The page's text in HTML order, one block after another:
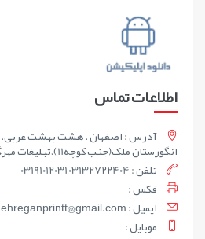
اطلاعات تماس
آدرس : اصفهان ، هشت بهشت غربی،
انگورستان ملک(جنب کوچه11)،تبلیغات مهرگان طرح
تلفن : 03191012031,03132722404
فکس :
ايميل : mehreganprintt@gmail.com
موبايل :